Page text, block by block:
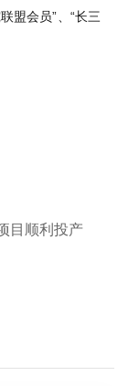
盟会员”、“长三
目顺利投产